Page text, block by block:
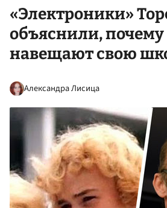
«Электроники»
объяснили, почему
навещают свою
Александра Лисица